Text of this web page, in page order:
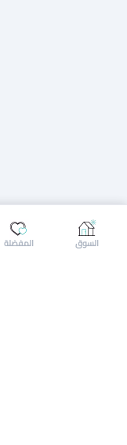
إرسال رسالة
المفضلة السوق